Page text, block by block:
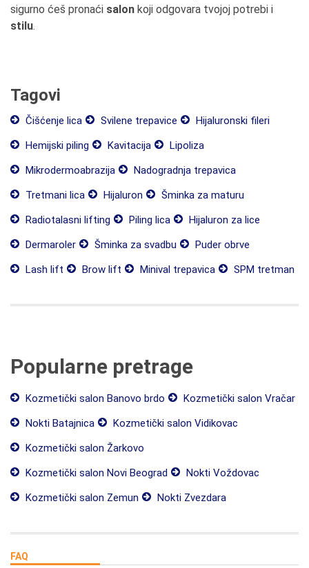
sigurno ćeš pronaći salon koji odgovara tvojoj potrebi i
stilu.
Tagovi
Čišćenje lica Svilene trepavice
Hijaluronski fileri
Hemijski piling
Kavitacija
Lipoliza
Mikrodermoabrazija
Nadogradnja trepavica
Tretmani lica
Hijaluron
Šminka za maturu
Radiotalasni lifting
Piling lica
Hijaluron za lice
Dermaroler
Šminka za svadbu
Puder obrve
Lash lift
Brow lift Minival trepavica SPM tretman
Popularne pretrage
Kozmetički salon Banovo brdo
Kozmetički salon Vračar
Nokti Batajnica
Kozmetički salon Vidikovac
Kozmetički salon Žarkovo
Kozmetički salon Novi Beograd
Nokti Voždovac
Kozmetički salon Zemun
Nokti Zvezdara
FAQ